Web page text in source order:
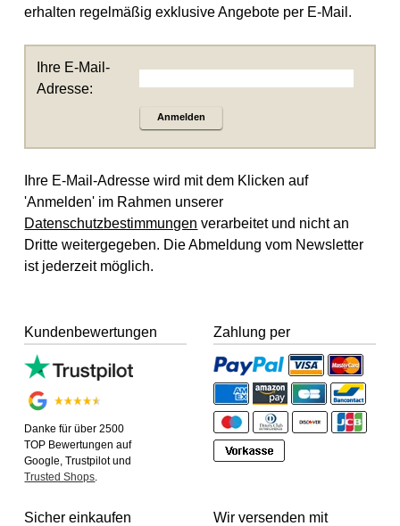
erhalten regelmäßig exklusive Angebote per E-Mail.
Ihre E-Mail-
Adresse:
Anmelden
Ihre E-Mail-Adresse wird mit dem Klicken auf
'Anmelden' im Rahmen unserer
Datenschutzbestimmungen verarbeitet und nicht an
Dritte weitergegeben. Die Abmeldung vom Newsletter
ist jederzeit möglich.
Kundenbewertungen
Danke für über 2500
TOP Bewertungen auf
Google, Trustpilot und
Trusted Shops
Zahlung per
Sicher einkaufen Wir versenden mit